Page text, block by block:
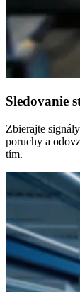
Sledovanie
Zbierajte
poruchy a
tím.